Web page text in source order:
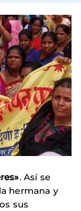
. Así se
hermana y
sus